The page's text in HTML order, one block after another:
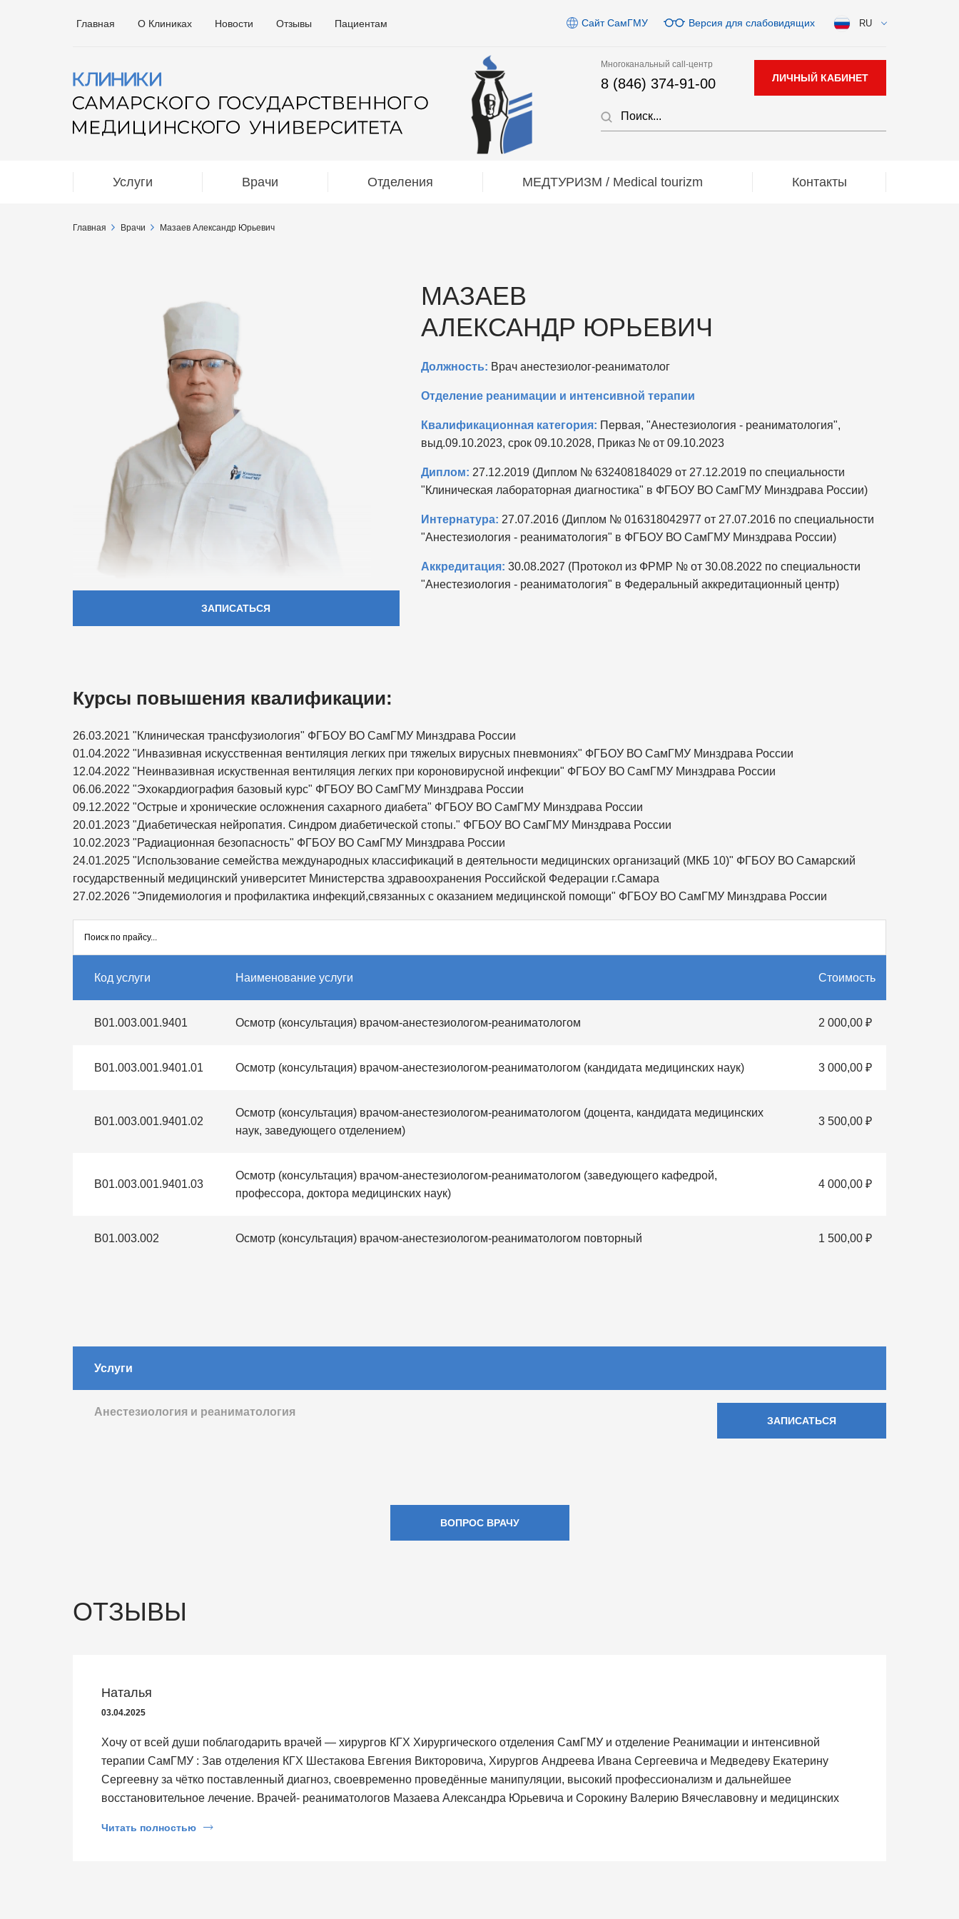
Главная О Клиниках Новости Отзывы Пациентам Сайт СамГМУ Версия для слабовидящих RU
Многоканальный call-центр
8 (846) 374-91-00 ЛИЧНЫЙ КАБИНЕТ
Услуги Врачи Отделения МЕДТУРИЗМ / Medical tourizm Контакты
Главная Врачи Мазаев Александр Юрьевич
ЗАПИСАТЬСЯ
МАЗАЕВ
АЛЕКСАНДР ЮРЬЕВИЧ
Должность: Врач анестезиолог-реаниматолог
Отделение реанимации и интенсивной терапии
Квалификационная категория: Первая, "Анестезиология - реаниматология",
выд.09.10.2023, срок 09.10.2028, Приказ № от 09.10.2023
Диплом: 27.12.2019 (Диплом № 632408184029 от 27.12.2019 по специальности
"Клиническая лабораторная диагностика" в ФГБОУ ВО СамГМУ Минздрава России)
Интернатура: 27.07.2016 (Диплом № 016318042977 от 27.07.2016 по специальности
"Анестезиология - реаниматология" в ФГБОУ ВО СамГМУ Минздрава России)
Аккредитация: 30.08.2027 (Протокол из ФРМР № от 30.08.2022 по специальности
"Анестезиология - реаниматология" в Федеральный аккредитационный центр)
Курсы повышения квалификации:
26.03.2021 "Клиническая трансфузиология" ФГБОУ ВО СамГМУ Минздрава России
01.04.2022 "Инвазивная искусственная вентиляция легких при тяжелых вирусных пневмониях" ФГБОУ ВО СамГМУ Минздрава России
12.04.2022 "Неинвазивная искуственная вентиляция легких при короновирусной инфекции" ФГБОУ ВО СамГМУ Минздрава России
06.06.2022 "Эхокардиография базовый курс" ФГБОУ ВО СамГМУ Минздрава России
09.12.2022 "Острые и хронические осложнения сахарного диабета" ФГБОУ ВО СамГМУ Минздрава России
20.01.2023 "Диабетическая нейропатия. Синдром диабетической стопы." ФГБОУ ВО СамГМУ Минздрава России
10.02.2023 "Радиационная безопасность" ФГБОУ ВО СамГМУ Минздрава России
24.01.2025 "Использование семейства международных классификаций в деятельности медицинских организаций (МКБ 10)" ФГБОУ ВО Самарский
государственный медицинский университет Министерства здравоохранения Российской Федерации г.Самара
27.02.2026 "Эпидемиология и профилактика инфекций,связанных с оказанием медицинской помощи" ФГБОУ ВО СамГМУ Минздрава России
Код услуги Наименование услуги Стоимость
B01.003.001.9401 Осмотр (консультация) врачом-анестезиологом-реаниматологом 2 000,00 ₽
B01.003.001.9401.01 Осмотр (консультация) врачом-анестезиологом-реаниматологом (кандидата медицинских наук) 3 000,00 ₽
B01.003.001.9401.02
Осмотр (консультация) врачом-анестезиологом-реаниматологом (доцента, кандидата медицинских
наук, заведующего отделением)
3 500,00 ₽
B01.003.001.9401.03
Осмотр (консультация) врачом-анестезиологом-реаниматологом (заведующего кафедрой,
профессора, доктора медицинских наук)
4 000,00 ₽
B01.003.002 Осмотр (консультация) врачом-анестезиологом-реаниматологом повторный 1 500,00 ₽
Услуги
Анестезиология и реаниматология
ЗАПИСАТЬСЯ
ВОПРОС ВРАЧУ
ОТЗЫВЫ
Наталья
03.04.2025
Хочу от всей души поблагодарить врачей — хирургов КГХ Хирургического отделения СамГМУ и отделение Реанимации и интенсивной
терапии СамГМУ : Зав отделения КГХ Шестакова Евгения Викторовича, Хирургов Андреева Ивана Сергеевича и Медведеву Екатерину
Сергеевну за чётко поставленный диагноз, своевременно проведённые манипуляции, высокий профессионализм и дальнейшее
восстановительное лечение. Врачей- реаниматологов Мазаева Александра Юрьевича и Сорокину Валерию Вячеславовну и медицинских
2025 года я привезла в Клиники на Скорой свою маму в очень тяжёлом состоянии. Случай не ординарный, сложный. Время шло на часы….
Читать полностью